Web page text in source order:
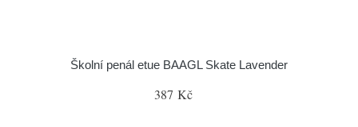
Školní penál etue BAAGL Skate Lavender
387 Kč